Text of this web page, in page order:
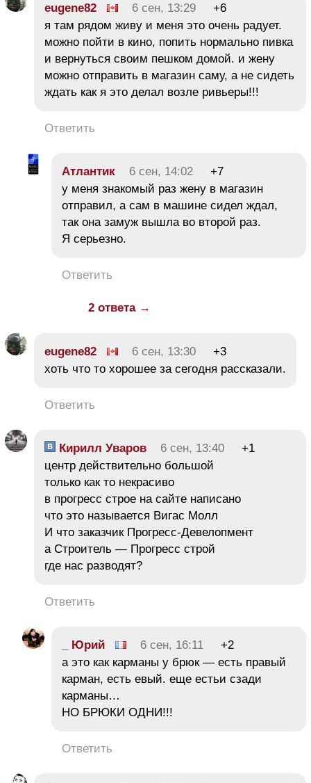
eugene82 6 сен, 13:29
+6
я там рядом живу и меня это очень радует.
можно пойти в кино, попить нормально пивка
и вернуться своим пешком домой. и жену
можно отправить в магазин саму, а не сидеть
ждать как я это делал возле ривьеры!!!
Ответить
Атлантик 6 сен, 14:02
+7
у меня знакомый раз жену в магазин
отправил, а сам в машине сидел ждал,
так она замуж вышла во второй раз.
Я серьезно.
Ответить
2 ответа →
eugene82 6 сен, 13:30
+3
хоть что то хорошее за сегодня рассказали.
Ответить
Кирилл Уваров 6 сен, 13:40
+1
центр действительно большой
только как то некрасиво
в прогресс строе на сайте написано
что это называется Вигас Молл
И что заказчик Прогресс-Девелопмент
а Строитель — Прогресс строй
где нас разводят?
Ответить
_ Юрий 6 сен, 16:11
+2
а это как карманы у брюк — есть правый
карман, есть евый. еще естьи сзади
карманы…
НО БРЮКИ ОДНИ!!!
Ответить